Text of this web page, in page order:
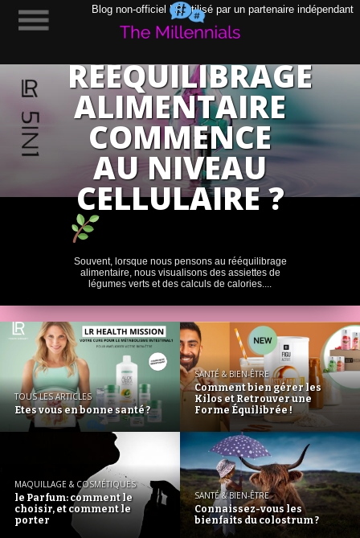
Blog non-officiel LR utilisé par un partenaire indépendant
POURQUOI
LE
RÉÉQUILIBRAGE
ALIMENTAIRE
COMMENCE
AU NIVEAU
CELLULAIRE ?
Souvent, lorsque nous pensons au rééquilibrage
alimentaire, nous visualisons des assiettes de
légumes verts et des calculs de calories....
TOUS LES ARTICLES
Etes vous en bonne santé ?
SANTÉ & BIEN-ÊTRE
Comment bien gérer les
Kilos et Retrouver une
Forme Équilibrée !
MAQUILLAGE & COSMÉTIQUES
le Parfum: comment le
choisir, et comment le
porter
SANTÉ & BIEN-ÊTRE
Connaissez-vous les
bienfaits du colostrum ?